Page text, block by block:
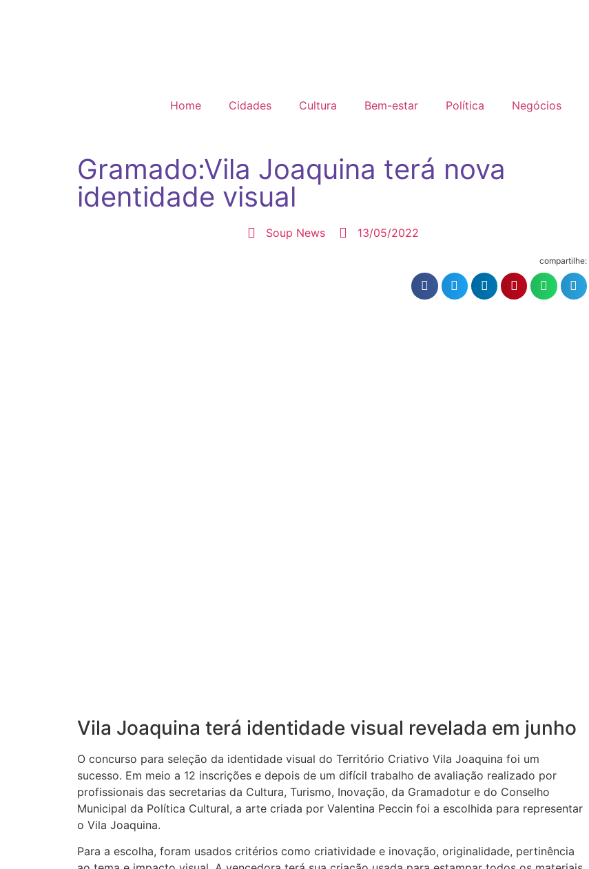
Home Cidades Cultura Bem-estar Política Negócios
Gramado:Vila Joaquina terá nova
identidade visual
Soup News 13/05/2022
compartilhe:
Vila Joaquina terá identidade visual revelada em junho
O concurso para seleção da identidade visual do Território Criativo Vila Joaquina foi um
sucesso. Em meio a 12 inscrições e depois de um difícil trabalho de avaliação realizado por
profissionais das secretarias da Cultura, Turismo, Inovação, da Gramadotur e do Conselho
Municipal da Política Cultural, a arte criada por Valentina Peccin foi a escolhida para representar
o Vila Joaquina.
Para a escolha, foram usados critérios como criatividade e inovação, originalidade, pertinência